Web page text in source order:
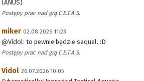
(ANUS)
Postępy prac nad grą C.E.T.A.S.
miker 02.08.2026 11:23
@Vidol: to pewnie będzie sequel. :D
Postępy prac nad grą C.E.T.A.S.
Vidol 26.07.2026 10:05